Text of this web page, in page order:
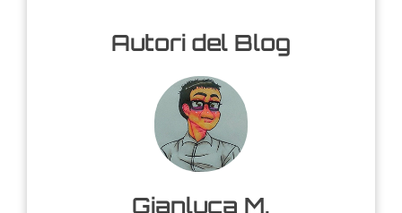
Autori del Blog
Gianluca M.